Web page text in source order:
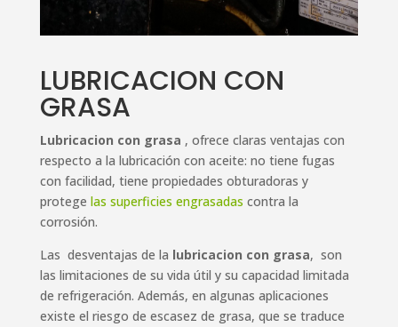
LUBRICACION CON
GRASA
Lubricacion con grasa , ofrece claras ventajas con
respecto a la lubricación con aceite: no tiene fugas
con facilidad, tiene propiedades obturadoras y
protege las superficies engrasadas contra la
corrosión.
Las desventajas de la lubricacion con grasa, son
las limitaciones de su vida útil y su capacidad limitada
de refrigeración. Además, en algunas aplicaciones
existe el riesgo de escasez de grasa, que se traduce